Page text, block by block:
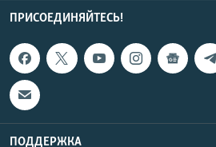
ПРИСОЕДИНЯЙТЕСЬ!
ПОДДЕРЖКА